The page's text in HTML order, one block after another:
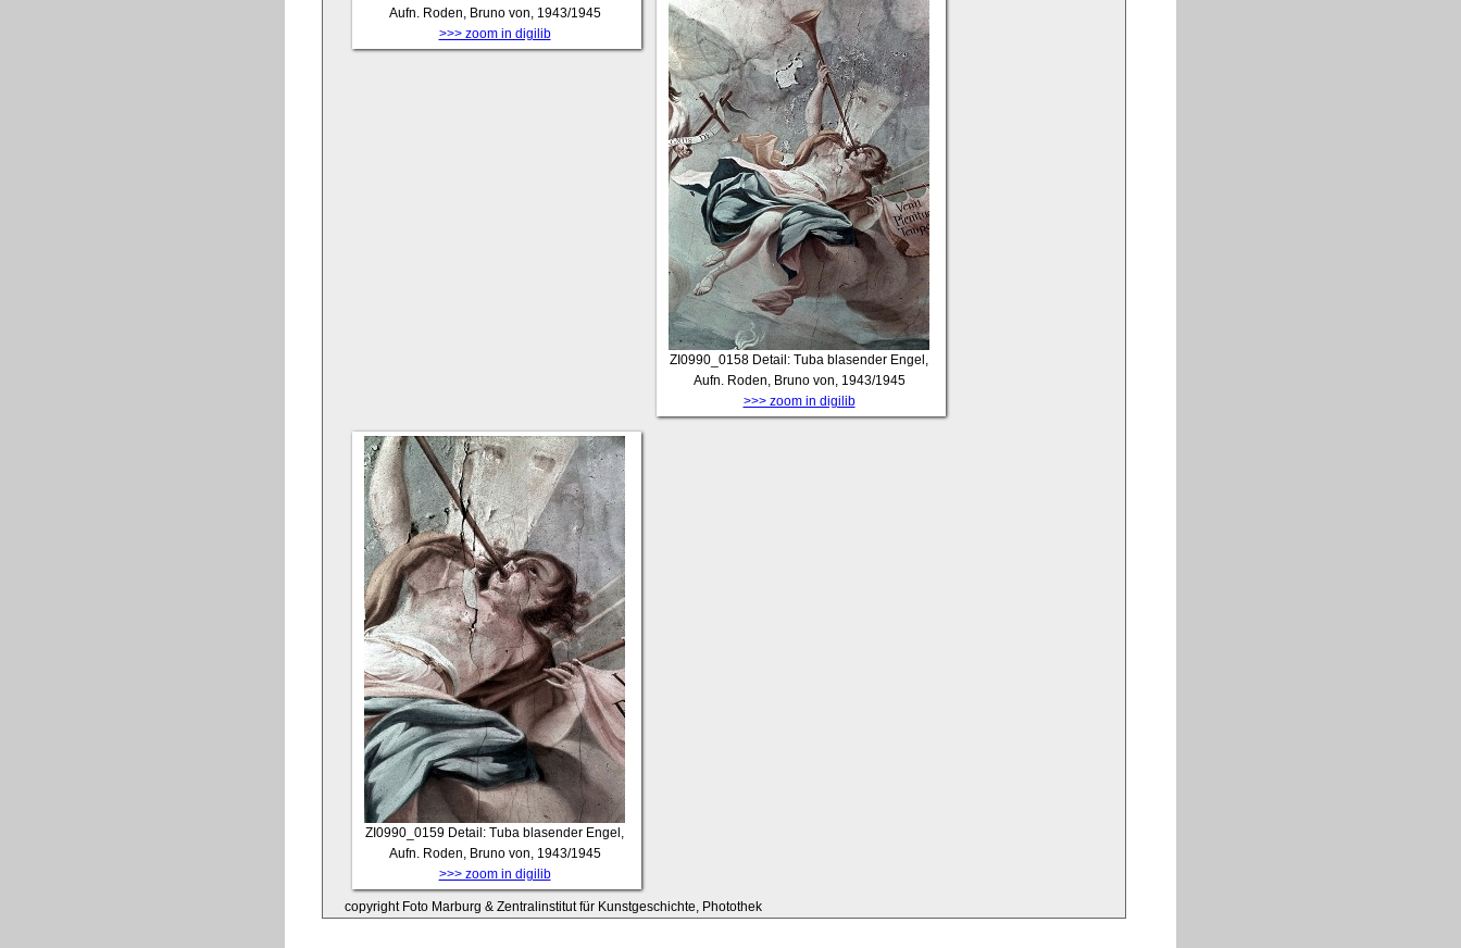
Aufn. Roden, Bruno von, 1943/1945
>>> zoom in digilib
ZI0990_0158 Detail: Tuba blasender Engel,
Aufn. Roden, Bruno von, 1943/1945
>>> zoom in digilib
ZI0990_0159 Detail: Tuba blasender Engel,
Aufn. Roden, Bruno von, 1943/1945
>>> zoom in digilib
copyright Foto Marburg & Zentralinstitut für Kunstgeschichte, Photothek